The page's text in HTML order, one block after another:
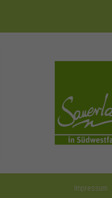
Impressum